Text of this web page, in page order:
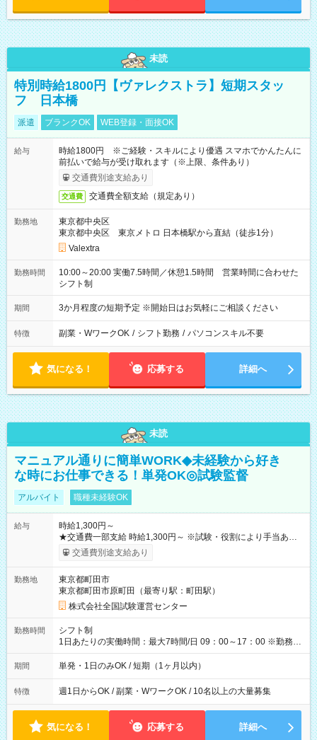
未読
特別時給1800円【ヴァレクストラ】短期スタッ
フ 日本橋
派遣 ブランクOK WEB登録・面接OK
給与
時給1800円 ※ご経験・スキルにより優遇 スマホでかんたんに
前払いで給与が受け取れます（※上限、条件あり）
交通費別途支給あり
交通費 交通費全額支給（規定あり）
勤務地
東京都中央区
東京都中央区 東京メトロ 日本橋駅から直結（徒歩1分）
Valextra
勤務時間
10:00～20:00 実働7.5時間／休憩1.5時間 営業時間に合わせた
シフト制
期間 3か月程度の短期予定 ※開始日はお気軽にご相談ください
特徴 副業・WワークOK / シフト勤務 / パソコンスキル不要
気になる！ 応募する 詳細へ
未読
マニュアル通りに簡単WORK◆未経験から好き
な時にお仕事できる！単発OK◎試験監督
アルバイト 職種未経験OK
給与
時給1,300円～
★交通費一部支給 時給1,300円～ ※試験・役割により手当あり
※勤務回数により昇給あり 【即給（前払い）オプションあ
り！】 希望される場合、勤務から1週間ほどで給与の一部を受け
例】 ・河合塾模擬試験 8:30～17:30（休憩1時間） 時給1,300円
×8時間＝日収10,400円＋交通費 ※当日の役割により時給＋100
円の場合あり ・国家試験 7:00～13:30（休憩なし） 時給1,300
円（役割手当＋100円）×6時間＝日収8,400円＋交通費 【試用期
間】試用期間なし
交通費別途支給あり
勤務地
東京都町田市
東京都町田市原町田（最寄り駅：町田駅）
株式会社全国試験運営センター
勤務時間
シフト制
1日あたりの実働時間：最大7時間/日 09：00～17：00 ※勤務時
間は 試験により異なります。
期間 単発・1日のみOK / 短期（1ヶ月以内）
特徴 週1日からOK / 副業・WワークOK / 10名以上の大量募集
気になる！ 応募する 詳細へ